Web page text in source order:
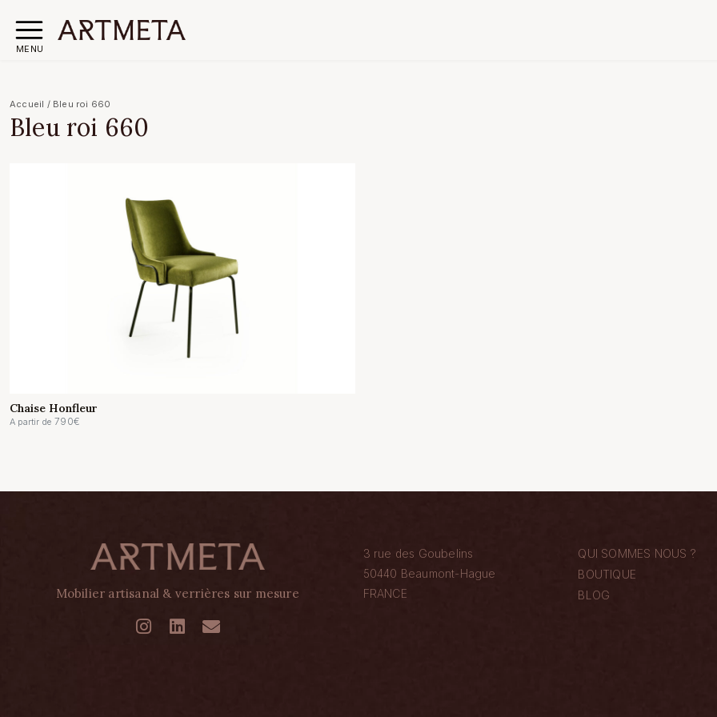
MENU
Accueil / Bleu roi 660
Bleu roi 660
Chaise Honfleur
A partir de 790€
Mobilier artisanal & verrières sur mesure
3 rue des Goubelins
50440 Beaumont-Hague
FRANCE
QUI SOMMES NOUS ?
BOUTIQUE
BLOG